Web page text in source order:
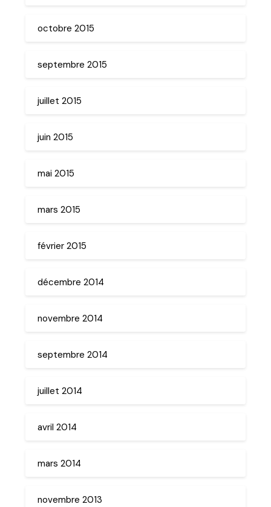
octobre 2015
septembre 2015
juillet 2015
juin 2015
mai 2015
mars 2015
février 2015
décembre 2014
novembre 2014
septembre 2014
juillet 2014
avril 2014
mars 2014
novembre 2013